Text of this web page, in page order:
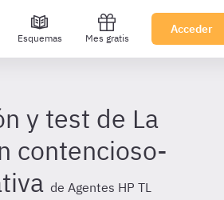
Esquemas Mes gratis
Acceder
y test de La
contencioso-
de Agentes HP TL